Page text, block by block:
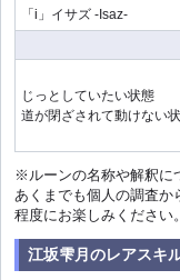
「i」イサズ -Isaz-
じっとしていたい状態
道が閉ざされて動けない
※ルーンの名称や解釈に
あくまでも個人の調査か
程度にお楽しみください。
江坂雫月のレアスキ